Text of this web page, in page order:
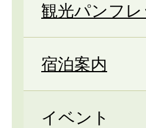
観光パンフ
宿泊案内
イベント